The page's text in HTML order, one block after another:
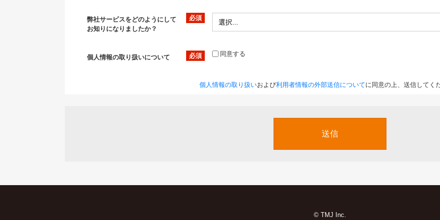
弊社サービスをどのようにして
お知りになりましたか？
個人情報の取り扱いについて 同意する
個人情報の取り扱いおよび利用者情報の外部送信についてに同意の上、送信してく
送信
© TMJ Inc.